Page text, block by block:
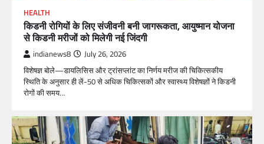
HEALTH
किडनी रोगियों के लिए संजीवनी बनी जागरूकता, आयुष्मान योजना
से किडनी मरीजों को मिलेगी नई जिंदगी
indianews8 July 26, 2026
विशेषज्ञ बोले—डायलिसिस और ट्रांसप्लांट का निर्णय मरीज की चिकित्सकीय
स्थिति के अनुसार ही लें-50 से अधिक चिकित्सकों और स्वास्थ्य विशेषज्ञों ने किडनी
रोगों की समय…